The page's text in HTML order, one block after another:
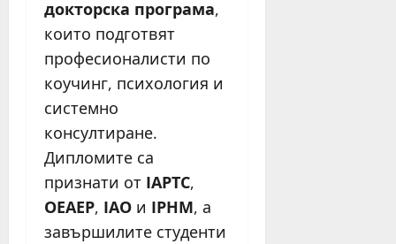
докторска програма,
които подготвят
професионалисти по
коучинг, психология и
системно
консултиране.
Дипломите са
признати от IAPTC,
OEAEP, IAO и IPHM, а
завършилите студенти